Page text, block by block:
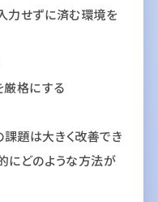
力せずに済む環境を
厳格にする
題は大きく改善でき
にどのような方法が